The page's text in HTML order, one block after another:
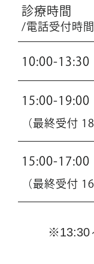
診療時間
/電話受付時間
10:00-13:30
15:00-19:00
（最終受付
15:00-17:00
（最終受付
※13:30